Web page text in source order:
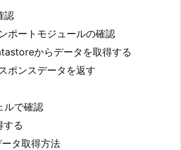
認
ートモジュールの確認
からデータを取得する
ンスデータを返す
ルで確認
する
タ取得方法